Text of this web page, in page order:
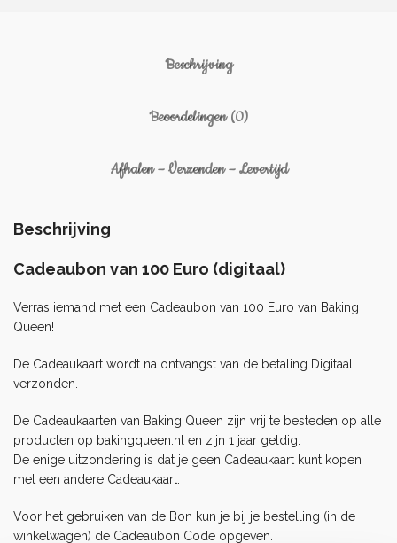
Beschrijving
Beoordelingen (0)
Afhalen – Verzenden – Levertijd
Beschrijving
Cadeaubon van 100 Euro (digitaal)
Verras iemand met een Cadeaubon van 100 Euro van Baking
Queen!
De Cadeaukaart wordt na ontvangst van de betaling Digitaal
verzonden.
De Cadeaukaarten van Baking Queen zijn vrij te besteden op alle
producten op bakingqueen.nl en zijn 1 jaar geldig.
De enige uitzondering is dat je geen Cadeaukaart kunt kopen
met een andere Cadeaukaart.
Voor het gebruiken van de Bon kun je bij je bestelling (in de
winkelwagen) de Cadeaubon Code opgeven.